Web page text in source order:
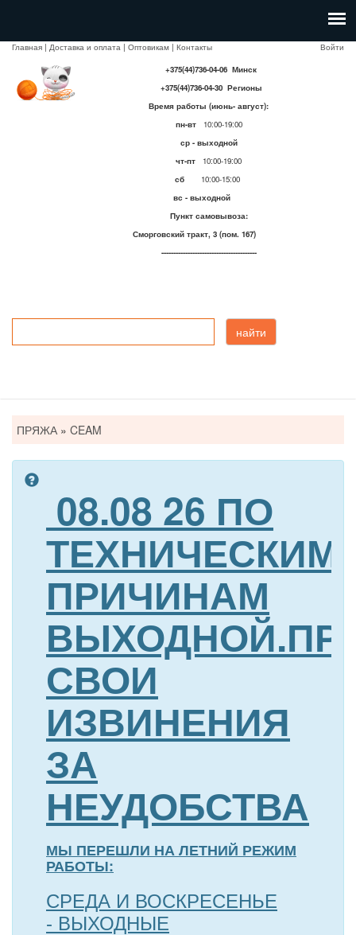
Главная | Доставка и оплата | Оптовикам | Контакты
Войти
+375(44)736-04-06 Минск
+375(44)736-04-30 Регионы
Время работы (июнь- август):
пн-вт
10:00-19:00
ср - выходной
чт-пт 10:00-19:00
сб
10:00-15:00
вс - выходной
Пункт самовывоза:
Сморговский тракт, 3 (пом. 167)
----------------------------------------
найти
здесь
ПРЯЖА » CEAM
08.08 26 ПО
ТЕХНИЧЕСКИМ
ПРИЧИНАМ
СВОИ
ИЗВИНЕНИЯ
ЗА
НЕУДОБСТВА
МЫ ПЕРЕШЛИ НА ЛЕТНИЙ РЕЖИМ
РАБОТЫ:
СРЕДА И ВОСКРЕСЕНЬЕ
- ВЫХОДНЫЕ